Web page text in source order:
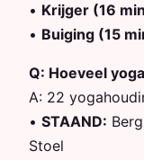
• Krijger (16
• Buiging (15
Q: Hoeveel
A: 22
• STAAND:
Stoel